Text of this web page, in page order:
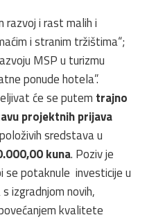
razvoj i rast malih i
i stranim tržištima“;
MSP u turizmu
ponude hotela”.
će se putem trajno
projektnih prijava
sredstava u
kuna. Poziv je
se potaknule investicije u
izgradnjom novih,
kvalitete